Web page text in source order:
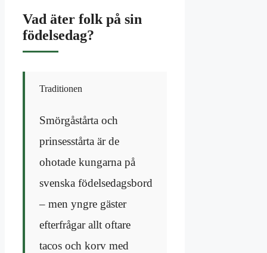
Vad äter folk på sin
födelsedag?
Traditionen
Smörgåstårta och
prinsesstårta är de
ohotade kungarna på
svenska födelsedagsbord
– men yngre gäster
efterfrågar allt oftare
tacos och korv med